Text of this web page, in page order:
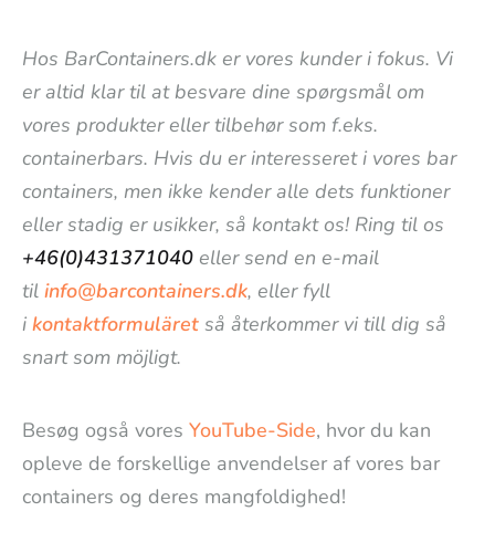
Hos BarContainers.dk er vores kunder i fokus. Vi
er altid klar til at besvare dine spørgsmål om
vores produkter eller tilbehør som f.eks.
containerbars. Hvis du er interesseret i vores bar
containers, men ikke kender alle dets funktioner
eller stadig er usikker, så kontakt os! Ring til os
+46(0)431371040 eller send en e-mail
til info@barcontainers.dk, eller fyll
i kontaktformuläret så återkommer vi till dig så
snart som möjligt.
Besøg også vores YouTube-Side, hvor du kan
opleve de forskellige anvendelser af vores bar
containers og deres mangfoldighed!